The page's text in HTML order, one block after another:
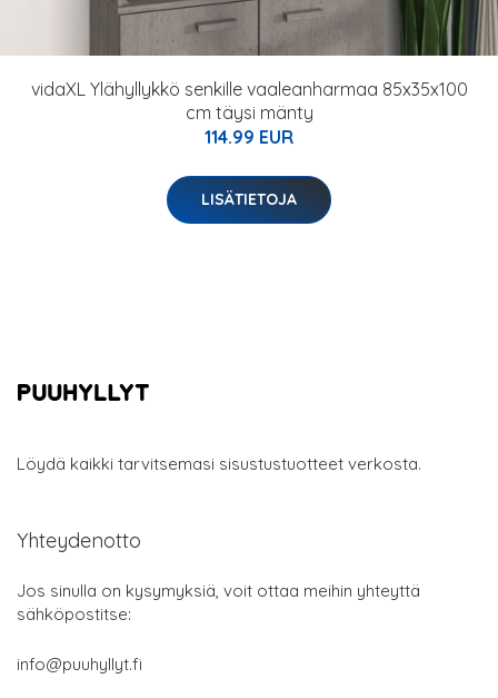
vidaXL Ylähyllykkö senkille vaaleanharmaa 85x35x100
cm täysi mänty
114.99 EUR
LISÄTIETOJA
Löydä kaikki tarvitsemasi sisustustuotteet verkosta.
Yhteydenotto
Jos sinulla on kysymyksiä, voit ottaa meihin yhteyttä
sähköpostitse:
info@puuhyllyt.fi